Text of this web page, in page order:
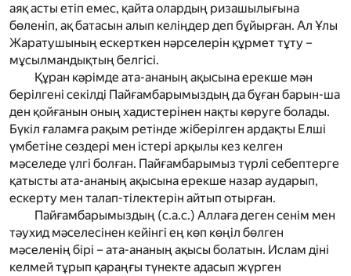
аяқ асты етіп емес, қайта олардың ризашылығына
бөленіп, ақ батасын алып келіңдер деп бұйырған. Ал Ұлы
Жаратушының ескерткен нәрселерін құрмет тұту –
мұсылмандықтың белгісі.
Құран кәрімде ата-ананың ақысына ерекше мән
берілгені секілді Пайғамбарымыздың да бұған барын-ша
ден қойғанын оның хадистерінен нақты көруге болады.
Бүкіл ғаламға рақым ретінде жіберілген ардақты Елші
үмбетіне сөздері мен істері арқылы кез келген
мәселеде үлгі болған. Пайғамбарымыз түрлі себептерге
қатысты ата-ананың ақысына ерекше назар аударып,
ескерту мен талап-тілектерін айтып отырған.
Пайғамбарымыздың (с.а.с.) Аллаға деген сенім мен
тәухид мәселесінен кейінгі ең көп көңіл бөлген
мәселенің бірі – ата-ананың ақысы болатын. Ислам діні
келмей тұрып қараңғы түнекте адасып жүрген